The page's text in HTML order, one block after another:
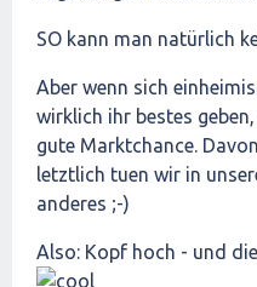
SO kann man natürlich
Aber wenn sich
wirklich ihr bestes
gute Marktchance.
letztlich tuen wir in
anderes ;-)
Also: Kopf hoch - und